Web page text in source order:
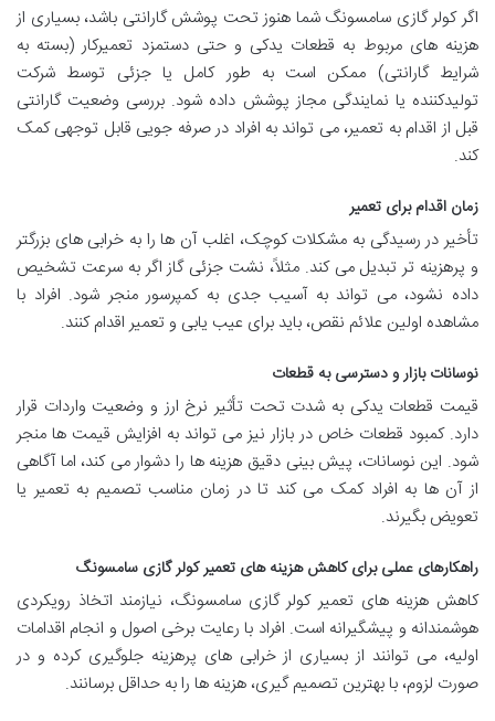
اگر کولر گازی سامسونگ شما هنوز تحت پوشش گارانتی باشد، بسیاری از
هزینه های مربوط به قطعات یدکی و حتی دستمزد تعمیرکار (بسته به
شرایط گارانتی) ممکن است به طور کامل یا جزئی توسط شرکت
تولیدکننده یا نمایندگی مجاز پوشش داده شود. بررسی وضعیت گارانتی
قبل از اقدام به تعمیر، می تواند به افراد در صرفه جویی قابل توجهی کمک
کند.
زمان اقدام برای تعمیر
تأخیر در رسیدگی به مشکلات کوچک، اغلب آن ها را به خرابی های بزرگتر
و پرهزینه تر تبدیل می کند. مثلاً، نشت جزئی گاز اگر به سرعت تشخیص
داده نشود، می تواند به آسیب جدی به کمپرسور منجر شود. افراد با
مشاهده اولین علائم نقص، باید برای عیب یابی و تعمیر اقدام کنند.
نوسانات بازار و دسترسی به قطعات
قیمت قطعات یدکی به شدت تحت تأثیر نرخ ارز و وضعیت واردات قرار
دارد. کمبود قطعات خاص در بازار نیز می تواند به افزایش قیمت ها منجر
شود. این نوسانات، پیش بینی دقیق هزینه ها را دشوار می کند، اما آگاهی
از آن ها به افراد کمک می کند تا در زمان مناسب تصمیم به تعمیر یا
تعویض بگیرند.
راهکارهای عملی برای کاهش هزینه های تعمیر کولر گازی سامسونگ
کاهش هزینه های تعمیر کولر گازی سامسونگ، نیازمند اتخاذ رویکردی
هوشمندانه و پیشگیرانه است. افراد با رعایت برخی اصول و انجام اقدامات
اولیه، می توانند از بسیاری از خرابی های پرهزینه جلوگیری کرده و در
صورت لزوم، با بهترین تصمیم گیری، هزینه ها را به حداقل برسانند.